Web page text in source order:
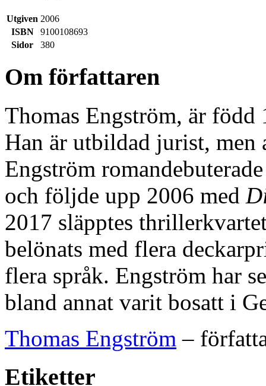
Utgiven 2006
ISBN
9100108693
Sidor
380
Om författaren
Thomas Engström, är
Han är utbildad jurist, men
Engström
och följde upp 2006 med
2017 släpptes
belönats med flera
flera språk. Engström har
bland annat varit bosatt i
Thomas Engström –
Etiketter